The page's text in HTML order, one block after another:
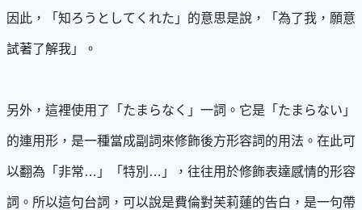
因此，「知ろうとしてくれた」的意思是說，「為了我，願意
試著了解我」。
另外，這裡使用了「たまらなく」一詞。它是「たまらない」
的連用形，是一種當成副詞來修飾後方形容詞的用法。在此可
以翻為「非常…」「特別…」，往往用於修飾表達感情的形容
詞。所以這句台詞，可以說是費倫對芙莉蓮的告白，是一句帶